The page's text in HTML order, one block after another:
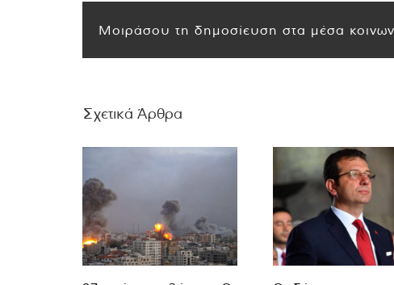
Μοιράσου τη δημοσίευση στα μέσα
Σχετικά Άρθρα